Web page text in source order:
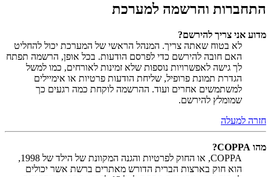
התחברות והרשמה למערכת
מדוע אני צריך להירשם?
לא בטוח שאתה צריך. המנהל הראשי של המערכת יכול להחליט
האם חובה להירשם כדי לפרסם הודעות. בכל אופן, הרשמה תפתח
לך גישה לאפשרויות נוספות שלא זמינות לאורחים, כמו למשל
הגדרת תמונת פרופיל, שליחת הודעות פרטיות או אימיילים
למשתמשים אחרים ועוד. ההרשמה לוקחת כמה רגעים כך
שמומלץ להירשם.
חזרה למעלה
מהו COPPA?
COPPA, או החוק לפרטיות והגנה המקוונת של הילד של 1998,
הוא חוק בארצות הברית הדורש מאתרים ברשת אשר יכולים